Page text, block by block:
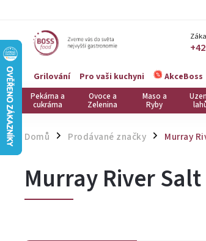
Grilování Pro vaši kuchyni AkceBoss
Pekárna a
cukrárna
Ovoce a
Zelenina
Maso a
Ryby
Domů / Prodávané značky / Murray
Murray River Salt